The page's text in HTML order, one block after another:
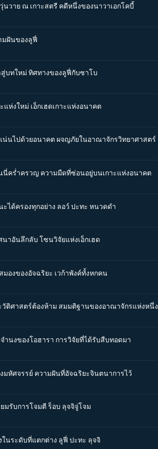
นวาย ณ เกาะสตรี คดีหนึ่งของนาวาเอกโคบี้
มฝันของลูฟี่
สู่บทใหม่ ทิศทางของลูฟี่กับซาโบ
แห่งใหม่ เอ็กเฮดเกาะแห่งอนาคต
น่นไปด้วยอนาคต ผจญภัยในอาณาจักรวิทยาศาสตร์
นี่คร่ำครวญ ความมืดที่ซ่อนอยู่บนเกาะแห่งอนาคต
ได้ครองทุกอย่าง ลอว์ ปะทะ หนวดดำ
นาอันลึกลับ โซนวิจัยแห่งเอ็กเฮด
มองของอัจฉริยะ เวก้าพังค์ทั้งหกคน
วัติศาสตร์ต้องห้าม สมมติฐานของอาณาจักรแห่งหนึ่ง
ำนงของโอฮารา การวิจัยที่ได้รับสืบทอดมา
มหัศจรรย์ ความฝันที่อัจฉริยะจินตนาการไว้
มรับการโจมตี ร็อบ ลุจจิจู่โจม
ในระดับที่แตกต่าง ลูฟี่ ปะทะ ลุจจิ